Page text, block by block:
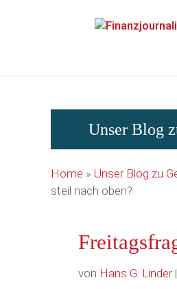
Unser Blog
Home » Unser Blog zu
steil nach oben?
von Hans G. Linder